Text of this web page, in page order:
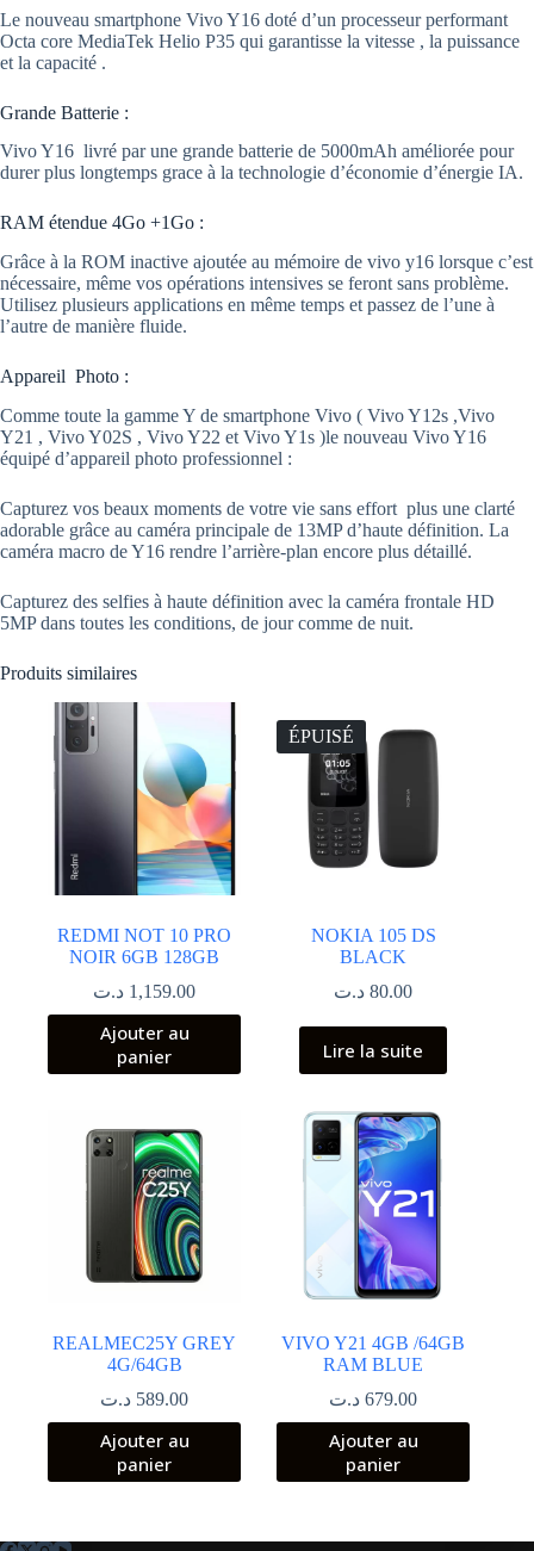
Le nouveau smartphone Vivo Y16 doté d’un processeur performant
Octa core MediaTek Helio P35 qui garantisse la vitesse , la puissance
et la capacité .
Grande Batterie :
Vivo Y16 livré par une grande batterie de 5000mAh améliorée pour
durer plus longtemps grace à la technologie d’économie d’énergie IA.
RAM étendue 4Go +1Go :
Grâce à la ROM inactive ajoutée au mémoire de vivo y16 lorsque c’est
nécessaire, même vos opérations intensives se feront sans problème.
Utilisez plusieurs applications en même temps et passez de l’une à
l’autre de manière fluide.
Appareil Photo :
Comme toute la gamme Y de smartphone Vivo ( Vivo Y12s ,Vivo
Y21 , Vivo Y02S , Vivo Y22 et Vivo Y1s )le nouveau Vivo Y16
équipé d’appareil photo professionnel :
Capturez vos beaux moments de votre vie sans effort plus une clarté
adorable grâce au caméra principale de 13MP d’haute définition. La
caméra macro de Y16 rendre l’arrière-plan encore plus détaillé.
Capturez des selfies à haute définition avec la caméra frontale HD
5MP dans toutes les conditions, de jour comme de nuit.
Produits similaires
REDMI NOT 10 PRO
NOIR 6GB 128GB
1,159.00 د.ت
Ajouter au
panier
ÉPUISÉ
NOKIA 105 DS
BLACK
80.00 د.ت
Lire la suite
REALMEC25Y GREY
4G/64GB
589.00 د.ت
Ajouter au
panier
VIVO Y21 4GB /64GB
RAM BLUE
679.00 د.ت
Ajouter au
panier